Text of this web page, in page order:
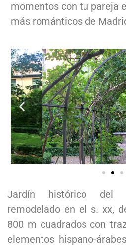
momentos con tu pareja
más románticos de
Jardín histórico del
remodelado en el s. xx,
800 m cuadrados con
elementos hispano-